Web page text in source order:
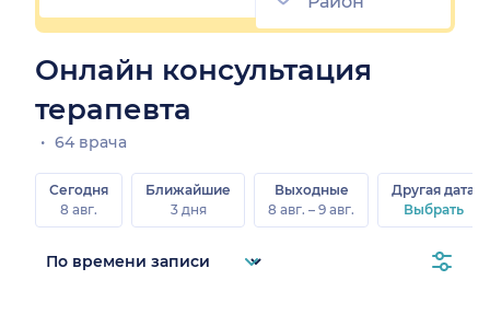
Онлайн консультация
терапевта
64 врача
Сегодня
8 авг.
Ближайшие
3 дня
Выходные
8 авг. – 9 авг.
Другая дата
Выбрать